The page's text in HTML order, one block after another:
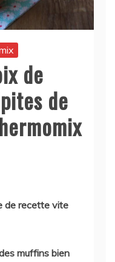
de
de
de recette vite
muffins bien